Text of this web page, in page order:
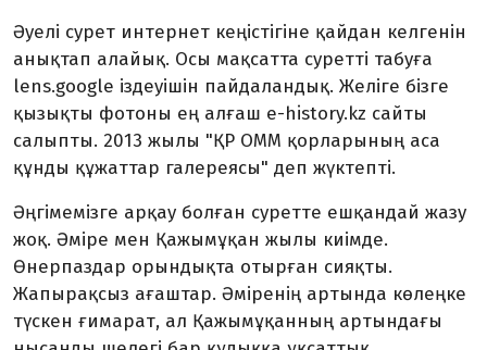
Әуелі сурет интернет кеңістігіне қайдан келгенін
анықтап алайық. Осы мақсатта суретті табуға
lens.google іздеуішін пайдаландық. Желіге бізге
қызықты фотоны ең алғаш e-history.kz сайты
салыпты. 2013 жылы "ҚР ОММ қорларының аса
құнды құжаттар галереясы" деп жүктепті.
Әңгімемізге арқау болған суретте ешқандай жазу
жоқ. Әміре мен Қажымұқан жылы киімде.
Өнерпаздар орындықта отырған сияқты.
Жапырақсыз ағаштар. Әміренің артында көлеңке
түскен ғимарат, ал Қажымұқанның артындағы